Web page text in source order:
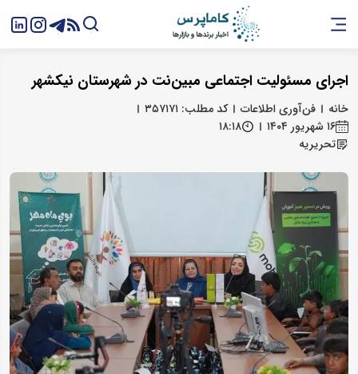
اجرای مسئولیت اجتماعی مبین‌نت در شهرستان نیکشهر
خانه فن‌آوری اطلاعات
کد مطلب: ۳۵۷۱۷۱
۱۶ شهریور ۱۴۰۴
۱۸:۱۸
تحریریه